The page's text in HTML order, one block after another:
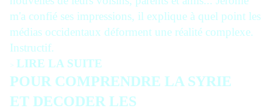
m'a confié ses impressions, il explique à quel point les
médias occidentaux déforment une réalité complexe.
Instructif.
> LIRE LA SUITE
POUR COMPRENDRE LA SYRIE
ET DECODER LES